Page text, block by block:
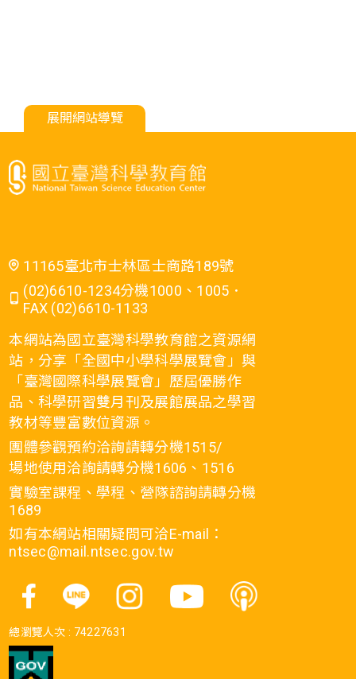
展開網站導覽
11165臺北市士林區士商路189號
(02)6610-1234分機1000、1005．
FAX (02)6610-1133
本網站為國立臺灣科學教育館之資源網
站，分享「全國中小學科學展覽會」與
「臺灣國際科學展覽會」歷屆優勝作
品、科學研習雙月刊及展館展品之學習
教材等豐富數位資源。
團體參觀預約洽詢請轉分機1515/
場地使用洽詢請轉分機1606、1516
實驗室課程、學程、營隊諮詢請轉分機
1689
如有本網站相關疑問可洽E-mail：
ntsec@mail.ntsec.gov.tw
總瀏覽人次 : 74227631